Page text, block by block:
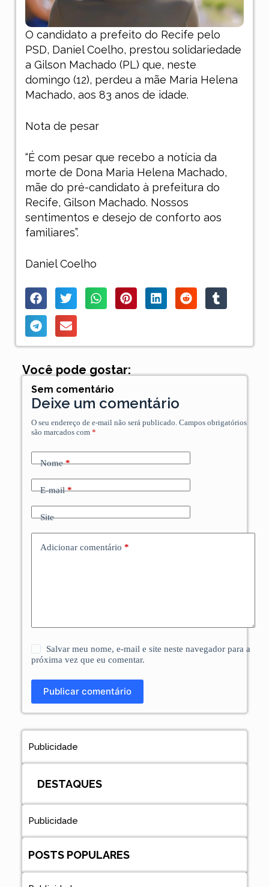
O candidato a prefeito do Recife pelo
PSD, Daniel Coelho, prestou solidariedade
a Gilson Machado (PL) que, neste
domingo (12), perdeu a mãe Maria Helena
Machado, aos 83 anos de idade.
Nota de pesar
“É com pesar que recebo a notícia da
morte de Dona Maria Helena Machado,
mãe do pré-candidato à prefeitura do
Recife, Gilson Machado. Nossos
sentimentos e desejo de conforto aos
familiares”.
Daniel Coelho
Você pode gostar:
Sem comentário
Deixe um comentário
O seu endereço de e-mail não será publicado. Campos obrigatórios
são marcados com *
Nome*
E-mail*
Site
Adicionar comentário *
Salvar meu nome, e-mail e site neste navegador para a
próxima vez que eu comentar.
Publicar comentário
Publicidade
DESTAQUES
Publicidade
POSTS POPULARES